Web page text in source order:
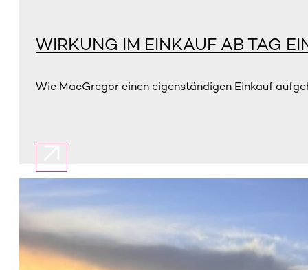
WIRKUNG IM EINKAUF AB TAG
Wie MacGregor einen eigenständigen Einkauf